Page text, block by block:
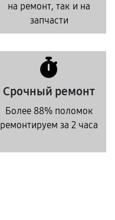
на ремонт, так и на
запчасти
Срочный ремонт
Более 88% поломок
ремонтируем за 2 часа